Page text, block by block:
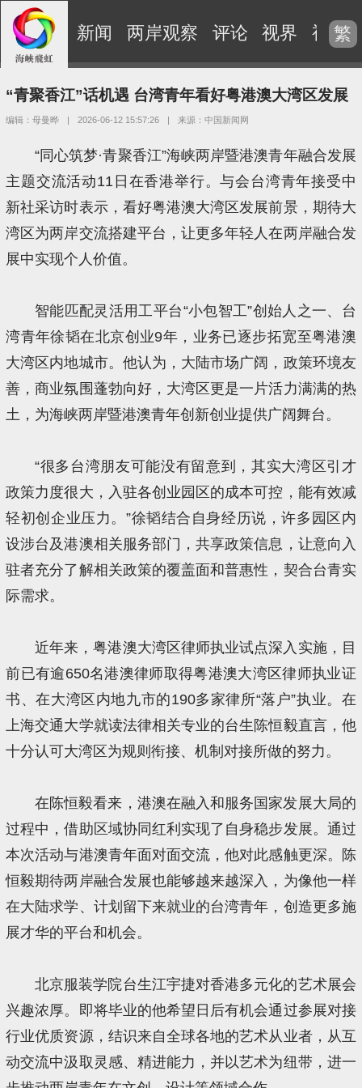
新闻 两岸观察 评论 视界 视频
繁
“青聚香江”话机遇 台湾青年看好粤港澳大湾区发展
编辑：母曼晔 | 2026-06-12 15:57:26 | 来源：中国新闻网
“同心筑梦·青聚香江”海峡两岸暨港澳青年融合发展
主题交流活动11日在香港举行。与会台湾青年接受中
新社采访时表示，看好粤港澳大湾区发展前景，期待大
湾区为两岸交流搭建平台，让更多年轻人在两岸融合发
展中实现个人价值。
智能匹配灵活用工平台“小包智工”创始人之一、台
湾青年徐韬在北京创业9年，业务已逐步拓宽至粤港澳
大湾区内地城市。他认为，大陆市场广阔，政策环境友
善，商业氛围蓬勃向好，大湾区更是一片活力满满的热
土，为海峡两岸暨港澳青年创新创业提供广阔舞台。
“很多台湾朋友可能没有留意到，其实大湾区引才
政策力度很大，入驻各创业园区的成本可控，能有效减
轻初创企业压力。”徐韬结合自身经历说，许多园区内
设涉台及港澳相关服务部门，共享政策信息，让意向入
驻者充分了解相关政策的覆盖面和普惠性，契合台青实
际需求。
近年来，粤港澳大湾区律师执业试点深入实施，目
前已有逾650名港澳律师取得粤港澳大湾区律师执业证
书、在大湾区内地九市的190多家律所“落户”执业。在
上海交通大学就读法律相关专业的台生陈恒毅直言，他
十分认可大湾区为规则衔接、机制对接所做的努力。
在陈恒毅看来，港澳在融入和服务国家发展大局的
过程中，借助区域协同红利实现了自身稳步发展。通过
本次活动与港澳青年面对面交流，他对此感触更深。陈
恒毅期待两岸融合发展也能够越来越深入，为像他一样
在大陆求学、计划留下来就业的台湾青年，创造更多施
展才华的平台和机会。
北京服装学院台生江宇捷对香港多元化的艺术展会
兴趣浓厚。即将毕业的他希望日后有机会通过参展对接
行业优质资源，结识来自全球各地的艺术从业者，从互
动交流中汲取灵感、精进能力，并以艺术为纽带，进一